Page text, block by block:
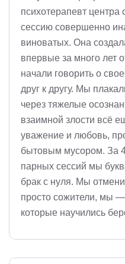
психотерапевт
сессию совершенно
виноватых. Она
впервые за много лет
начали говорить о
друг к другу. Мы
через тяжелые
взаимной злости всё
уважение и любовь,
бытовым мусором. За
парных сессий мы
брак с нуля. Мы
просто сожители, мы
которые научились